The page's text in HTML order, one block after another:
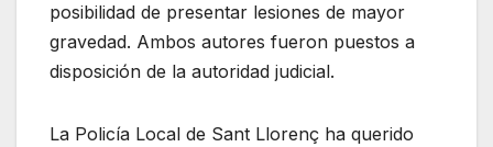
posibilidad de presentar lesiones de mayor
gravedad. Ambos autores fueron puestos a
disposición de la autoridad judicial.
La Policía Local de Sant Llorenç ha querido